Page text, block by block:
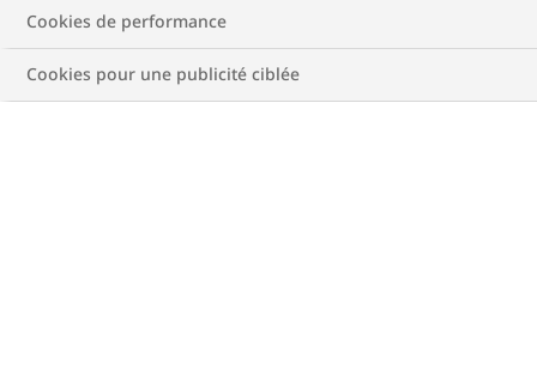
Cookies de performance
Cookies pour une publicité ciblée